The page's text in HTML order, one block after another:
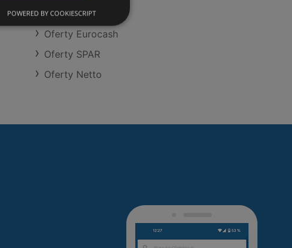
Oferty Dino
Oferty Eurocash
Oferty SPAR
Oferty Netto
POWERED BY COOKIESCRIPT